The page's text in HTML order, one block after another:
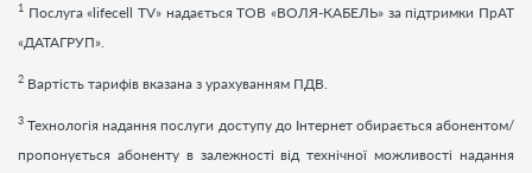
1 Послуга «lifecell TV» надається ТОВ «ВОЛЯ-КАБЕЛЬ» за підтримки ПрАТ
«ДАТАГРУП».
2 Вартість тарифів вказана з урахуванням ПДВ.
3 Технологія надання послуги доступу до Інтернет обирається абонентом/
пропонується абоненту в залежності від технічної можливості надання